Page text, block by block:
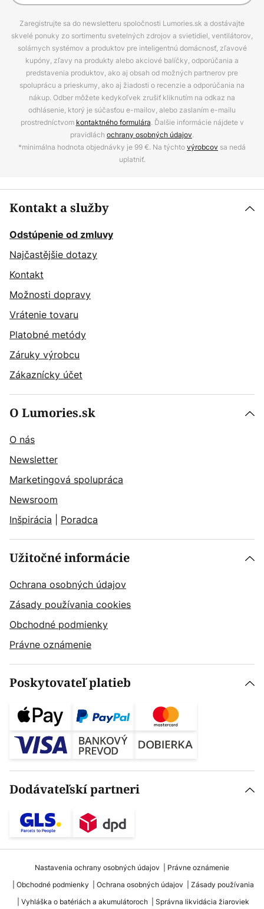
Zaregistrujte sa do newsletteru spoločnosti Lumories.sk a dostávajte
skvelé ponuky zo sortimentu svetelných zdrojov a svietidiel, ventilátorov,
solárnych systémov a produktov pre inteligentnú domácnosť, zľavové
kupóny, zľavy na produkty alebo akciové balíčky, odporúčania a
predstavenia produktov, ako aj obsah od možných partnerov pre
spoluprácu a prieskumy, ako aj žiadosti o recenzie a odporúčania na
nákup. Odber môžete kedykoľvek zrušiť kliknutím na odkaz na
odhlásenie, ktorý je súčasťou e-mailov, alebo zaslaním e-mailu
prostredníctvom kontaktného formulára. Ďalšie informácie nájdete v
pravidlách ochrany osobných údajov.
*minimálna hodnota objednávky je 99 €. Na týchtovýrobcov sa nedá
uplatniť.
Kontakt a služby
Odstúpenie od zmluvy
Najčastějšie dotazy
Kontakt
Možnosti dopravy
Vrátenie tovaru
Platobné metódy
Záruky výrobcu
Zákaznícky účet
O Lumories.sk
O nás
Newsletter
Marketingová spolupráca
Newsroom
Inšpirácia
Poradca
Užitočné informácie
Ochrana osobných údajov
Zásady používania cookies
Obchodné podmienky
Právne oznámenie
Poskytovateľ platieb
Dodávateľskí partneri
Nastavenia ochrany osobných údajov
Právne oznámenie
Obchodné podmienky
Ochrana osobných údajov
Zásady používania
Vyhláška o batériách a akumulátoroch
Správna likvidácia žiaroviek